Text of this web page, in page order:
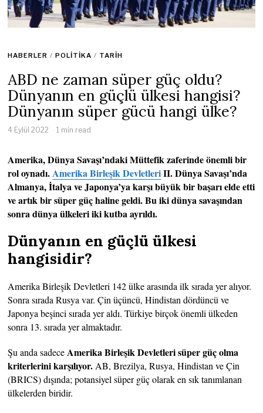
HABERLER / POLITIKA / TARIH
ABD ne zaman süper güç oldu?
Dünyanın en güçlü ülkesi hangisi?
Dünyanın süper gücü hangi ülke?
4 Eylül 2022 1 min read
Amerika, Dünya Savaşı’ndaki Müttefik zaferinde önemli bir
rol oynadı.Amerika Birleşik DevletleriII. Dünya Savaşı’nda
Almanya, İtalya ve Japonya’ya karşı büyük bir başarı elde etti
ve artık bir süper güç haline geldi. Bu iki dünya savaşından
sonra dünya ülkeleri iki kutba ayrıldı.
Dünyanın en güçlü ülkesi
hangisidir?
Amerika Birleşik Devletleri 142 ülke arasında ilk sırada yer alıyor.
Sonra sırada Rusya var. Çin üçüncü, Hindistan dördüncü ve
Japonya beşinci sırada yer aldı. Türkiye birçok önemli ülkeden
sonra 13. sırada yer almaktadır.
Şu anda sadeceAmerika Birleşik Devletleri süper güç olma
kriterlerini karşılıyor.AB, Brezilya, Rusya, Hindistan ve Çin
(BRICS) dışında; potansiyel süper güç olarak en sık tanımlanan
ülkelerden biridir.